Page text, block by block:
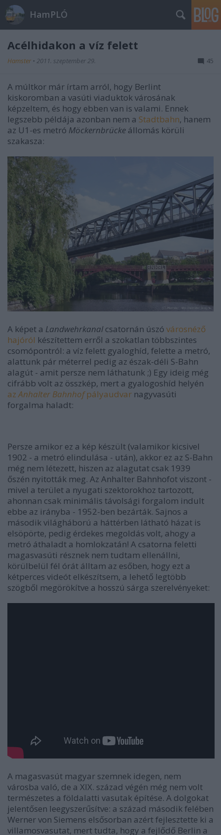
HamPLÓ
Acélhidakon a víz felett
Hamster • 2011. szeptember 29. 45
A múltkor már írtam arról, hogy Berlint
kiskoromban a vasúti viaduktok városának
képzeltem, és hogy ebben van is valami. Ennek
legszebb példája azonban nem a Stadtbahn, hanem
az U1-es metró Möckernbrücke állomás körüli
szakasza:
A képet a Landwehrkanalcsatornán úszó városnéző
hajóról készítettem erről a szokatlan többszintes
csomópontról: a víz felett gyaloghíd, felette a metró,
alattunk pár méterrel pedig az észak-déli S-Bahn
alagút - amit persze nem láthatunk ;) Egy ideig még
cifrább volt az összkép, mert a gyalogoshíd helyén
az Anhalter Bahnhofpályaudvar nagyvasúti
forgalma haladt:
Persze amikor ez a kép készült (valamikor kicsivel
1902 - a metró elindulása - után), akkor ez az S-Bahn
még nem létezett, hiszen az alagutat csak 1939
őszén nyitották meg. Az Anhalter Bahnhofot viszont -
mivel a terület a nyugati szektorokhoz tartozott,
ahonnan csak minimális távolsági forgalom indult
ebbe az irányba - 1952-ben bezárták. Sajnos a
második világháború a háttérben látható házat is
elsöpörte, pedig érdekes megoldás volt, ahogy a
metró áthaladt a homlokzatán! A csatorna feletti
magasvasúti résznek nem tudtam ellenállni,
körülbelül fél órát álltam az esőben, hogy ezt a
kétperces videót elkészítsem, a lehető legtöbb
szögből megörökítve a hosszú sárga szerelvényeket:
A magasvasút magyar szemnek idegen, nem
városba való, de a XIX. század végén még nem volt
természetes a földalatti vasutak építése. A dolgokat
jelentősen leegyszerűsítve: a század második felében
Werner von Siemens elsősorban azért fejlesztette ki a
villamosvasutat, mert tudta, hogy a fejlődő Berlin a